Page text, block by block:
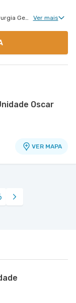
Proctologia Clinica, Gastroenterologia Clinica, Cirurgia Geral, Cirurgia Bariátrica, Cirurgia do Aparelho Digestivo, Doenças Inflamatórias Intestinais, Cirurgia Oncológica, Cirurgia Oncológica do Aparelho Digestivo Ver mais
Oscar
VER MAPA
Healthplace